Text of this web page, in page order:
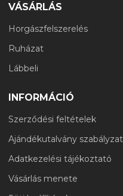
VÁSÁRLÁS
Horgászfelszerelés
Ruházat
Lábbeli
INFORMÁCIÓ
Szerződési feltételek
Ajándékutalvány szabályzat
Adatkezelési tájékoztató
Vásárlás menete